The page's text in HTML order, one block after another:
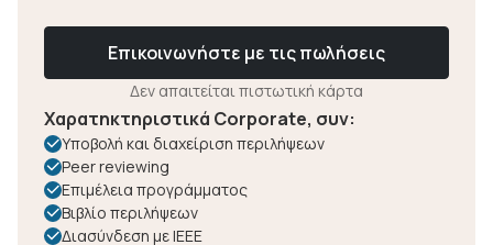
Επικοινωνήστε με τις πωλήσεις
Δεν απαιτείται πιστωτική κάρτα
Χαρατηκτηριστικά Corporate, συν:
Υποβολή και διαχείριση περιλήψεων
Peer reviewing
Επιμέλεια προγράμματος
Βιβλίο περιλήψεων
Διασύνδεση με IEEE